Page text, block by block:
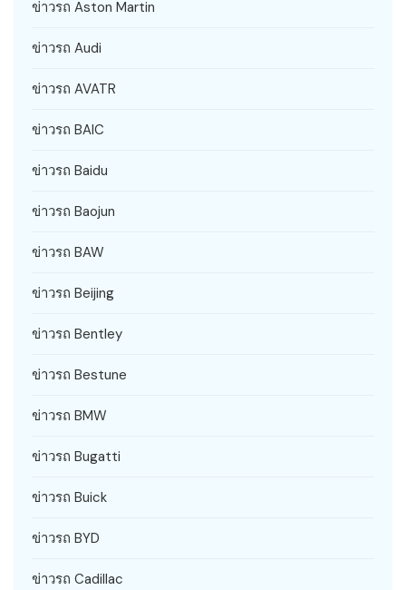
ข่าวรถ Aston Martin
ข่าวรถ Audi
ข่าวรถ AVATR
ข่าวรถ BAIC
ข่าวรถ Baidu
ข่าวรถ Baojun
ข่าวรถ BAW
ข่าวรถ Beijing
ข่าวรถ Bentley
ข่าวรถ Bestune
ข่าวรถ BMW
ข่าวรถ Bugatti
ข่าวรถ Buick
ข่าวรถ BYD
ข่าวรถ Cadillac